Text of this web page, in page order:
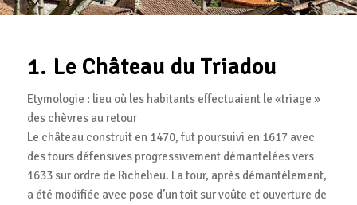
1. Le Château du Triadou
Etymologie : lieu où les habitants effectuaient le «triage »
des chèvres au retour
Le château construit en 1470, fut poursuivi en 1617 avec
des tours défensives progressivement démantelées vers
1633 sur ordre de Richelieu. La tour, après démantèlement,
a été modifiée avec pose d’un toit sur voûte et ouverture de